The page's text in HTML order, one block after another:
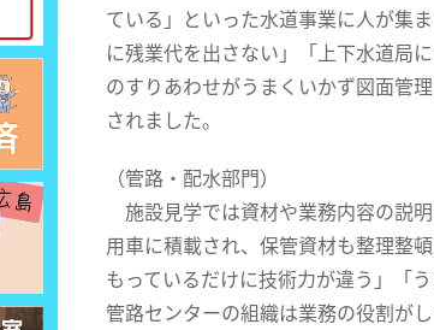
ている」といった水道事業に人が集
に残業代を出さない」「上下水道局
のすりあわせがうまくいかず図面管
されました。
（管路・配水部門）
施設見学では資材や業務内容の説
用車に積載され、保管資材も整理整
もっているだけに技術力が違う」「
管路センターの組織は業務の役割が